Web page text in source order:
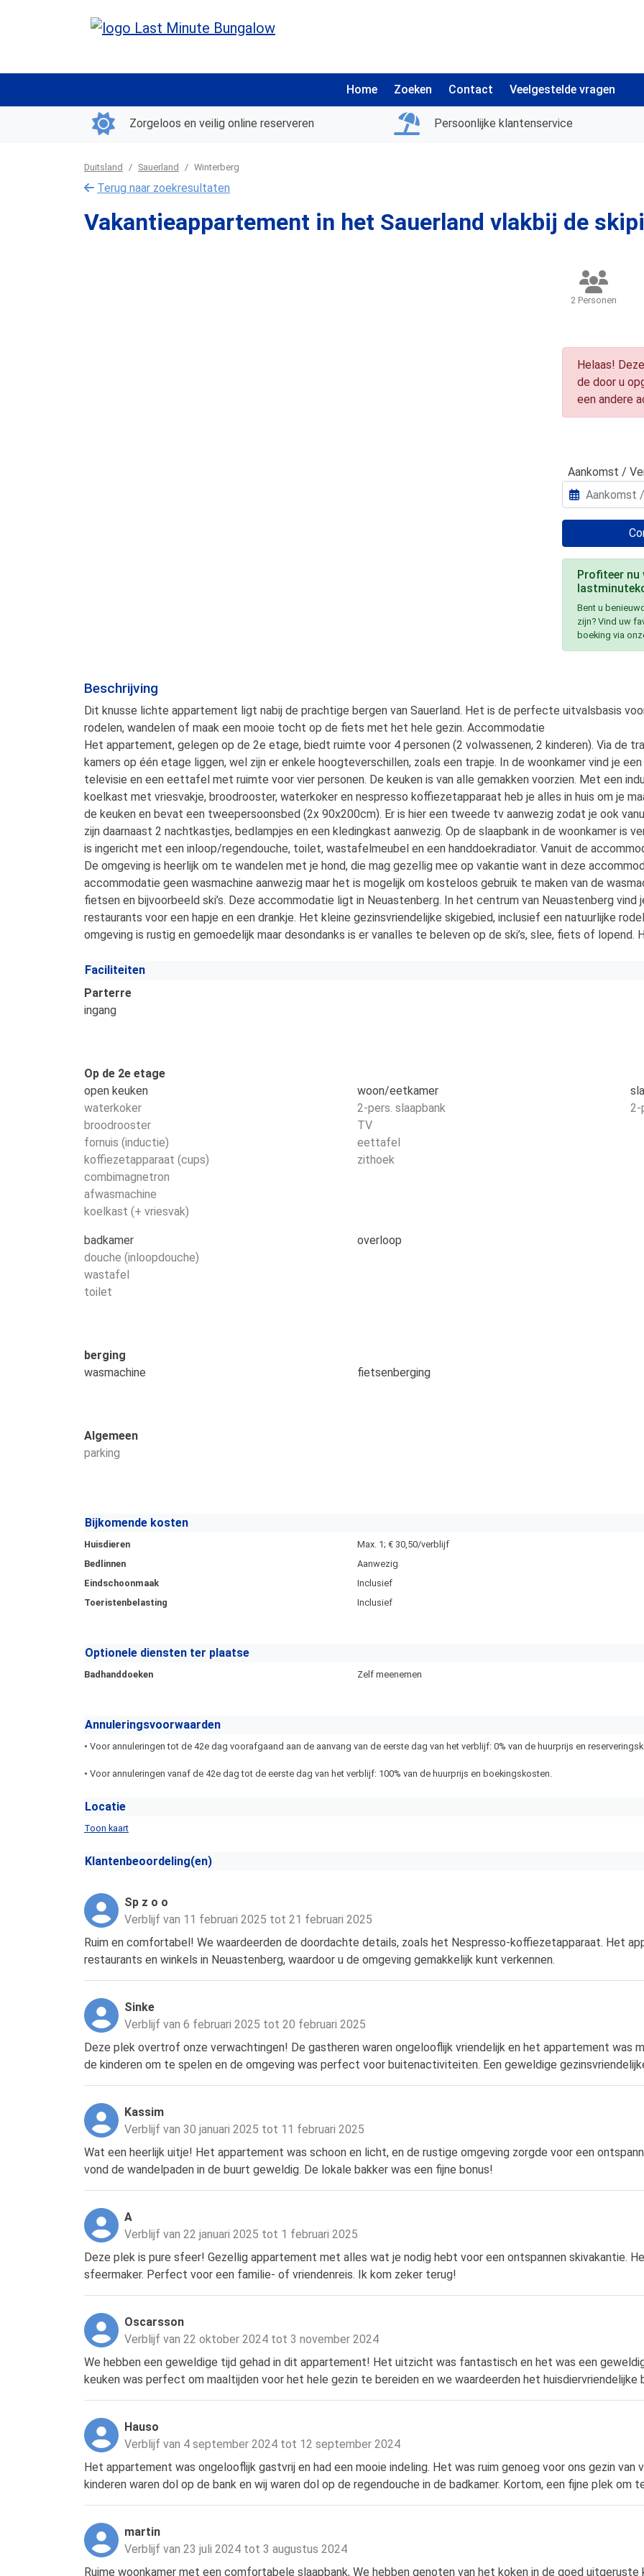
Home Zoeken Contact Veelgestelde vragen
Zorgeloos en veilig online reserveren Persoonlijke klantenservice
Duitsland Sauerland Winterberg
Terug naar zoekresultaten
Vakantieappartement in het Sauerland vlakbij de
2 Personen
Helaas!
de door u
een andere
Aankomst /
Profiteer nu
Bent u
zijn? Vind uw
boeking via
Beschrijving
Dit knusse lichte appartement ligt nabij de prachtige bergen van Sauerland. Het is de perfecte uitvalsbasis
rodelen, wandelen of maak een mooie tocht op de fiets met het hele gezin. Accommodatie
Het appartement, gelegen op de 2e etage, biedt ruimte voor 4 personen (2 volwassenen, 2 kinderen). Via de
kamers op één etage liggen, wel zijn er enkele hoogteverschillen, zoals een trapje. In de woonkamer vind je
televisie en een eettafel met ruimte voor vier personen. De keuken is van alle gemakken voorzien. Met een
koelkast met vriesvakje, broodrooster, waterkoker en nespresso koffiezetapparaat heb je alles in huis om je
de keuken en bevat een tweepersoonsbed (2x 90x200cm). Er is hier een tweede tv aanwezig zodat je ook
zijn daarnaast 2 nachtkastjes, bedlampjes en een kledingkast aanwezig. Op de slaapbank in de woonkamer is
is ingericht met een inloop/regendouche, toilet, wastafelmeubel en een handdoekradiator. Vanuit de
De omgeving is heerlijk om te wandelen met je hond, die mag gezellig mee op vakantie want in deze
accommodatie geen wasmachine aanwezig maar het is mogelijk om kosteloos gebruik te maken van de
fietsen en bijvoorbeeld ski’s. Deze accommodatie ligt in Neuastenberg. In het centrum van Neuastenberg vind
restaurants voor een hapje en een drankje. Het kleine gezinsvriendelijke skigebied, inclusief een natuurlijke
omgeving is rustig en gemoedelijk maar desondanks is er vanalles te beleven op de ski’s, slee, fiets of lopend.
Faciliteiten
Parterre
ingang
Op de 2e etage
open keuken
waterkoker
broodrooster
fornuis (inductie)
koffiezetapparaat (cups)
combimagnetron
afwasmachine
koelkast (+ vriesvak)
woon/eetkamer
2-pers. slaapbank
TV
eettafel
zithoek
2-
badkamer
douche (inloopdouche)
wastafel
toilet
overloop
berging
wasmachine
fietsenberging
Algemeen
parking
Bijkomende kosten
Huisdieren
Max. 1; € 30,50/verblijf
Bedlinnen
Aanwezig
Eindschoonmaak
Inclusief
Toeristenbelasting
Inclusief
Optionele diensten ter plaatse
Badhanddoeken Zelf meenemen
Annuleringsvoorwaarden
• Voor annuleringen tot de 42e dag voorafgaand aan de aanvang van de eerste dag van het verblijf: 0% van de huurprijs en
• Voor annuleringen vanaf de 42e dag tot de eerste dag van het verblijf: 100% van de huurprijs en boekingskosten.
Locatie
Toon kaart
Klantenbeoordeling(en)
Sp z o o
Verblijf van 11 februari 2025 tot 21 februari 2025
Ruim en comfortabel! We waardeerden de doordachte details, zoals het Nespresso-koffiezetapparaat. Het
restaurants en winkels in Neuastenberg, waardoor u de omgeving gemakkelijk kunt verkennen.
Sinke
Verblijf van 6 februari 2025 tot 20 februari 2025
Deze plek overtrof onze verwachtingen! De gastheren waren ongelooflijk vriendelijk en het appartement was
de kinderen om te spelen en de omgeving was perfect voor buitenactiviteiten. Een geweldige
Kassim
Verblijf van 30 januari 2025 tot 11 februari 2025
Wat een heerlijk uitje! Het appartement was schoon en licht, en de rustige omgeving zorgde voor een
vond de wandelpaden in de buurt geweldig. De lokale bakker was een fijne bonus!
A
Verblijf van 22 januari 2025 tot 1 februari 2025
Deze plek is pure sfeer! Gezellig appartement met alles wat je nodig hebt voor een ontspannen skivakantie.
sfeermaker. Perfect voor een familie- of vriendenreis. Ik kom zeker terug!
Oscarsson
Verblijf van 22 oktober 2024 tot 3 november 2024
We hebben een geweldige tijd gehad in dit appartement! Het uitzicht was fantastisch en het was een
keuken was perfect om maaltijden voor het hele gezin te bereiden en we waardeerden het huisdiervriendelijke
Hauso
Verblijf van 4 september 2024 tot 12 september 2024
Het appartement was ongelooflijk gastvrij en had een mooie indeling. Het was ruim genoeg voor ons gezin
kinderen waren dol op de bank en wij waren dol op de regendouche in de badkamer. Kortom, een fijne plek om
martin
Verblijf van 23 juli 2024 tot 3 augustus 2024
Ruime woonkamer met een comfortabele slaapbank, We hebben genoten van het koken in de goed uitgeruste